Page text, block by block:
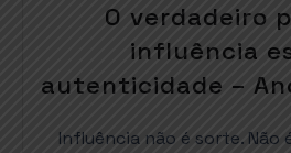
O verdadeiro
influência
autenticidade –
Influência não é sorte. Não